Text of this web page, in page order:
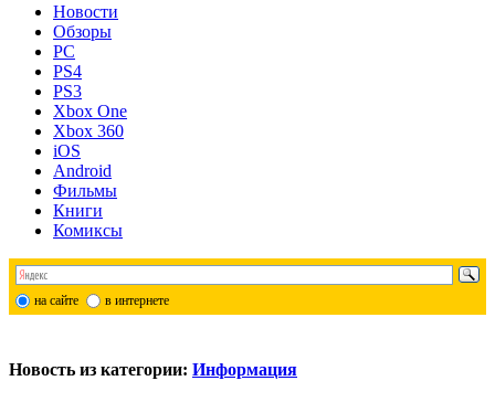
Новости
Обзоры
PC
PS4
PS3
Xbox One
Xbox 360
iOS
Android
Фильмы
Книги
Комиксы
на сайте в интернете
Новость из категории: Информация